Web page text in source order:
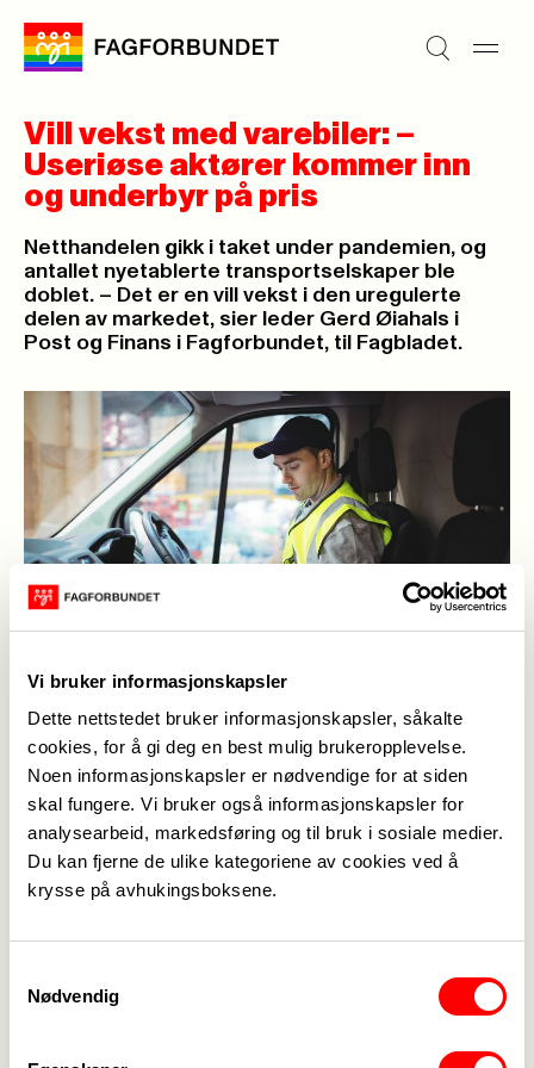
Vi bruker informasjonskapsler
Dette nettstedet bruker informasjonskapsler, såkalte
cookies, for å gi deg en best mulig brukeropplevelse.
Noen informasjonskapsler er nødvendige for at siden
skal fungere. Vi bruker også informasjonskapsler for
analysearbeid, markedsføring og til bruk i sosiale medier.
Du kan fjerne de ulike kategoriene av cookies ved å
krysse på avhukingsboksene.
Nødvendig
Vill vekst med varebiler: –
Useriøse aktører kommer inn
og underbyr på pris
Netthandelen gikk i taket under pandemien, og
antallet nyetablerte transportselskaper ble
doblet. – Det er en vill vekst i den uregulerte
delen av markedet, sier leder Gerd Øiahals i
Post og Finans i Fagforbundet, til Fagbladet.
Varebil transport (Foto: Wavebreakmedia / Mostphotos)
Fagbladet,03. feb. 2022
Sist oppdatert: 03. feb. 2022